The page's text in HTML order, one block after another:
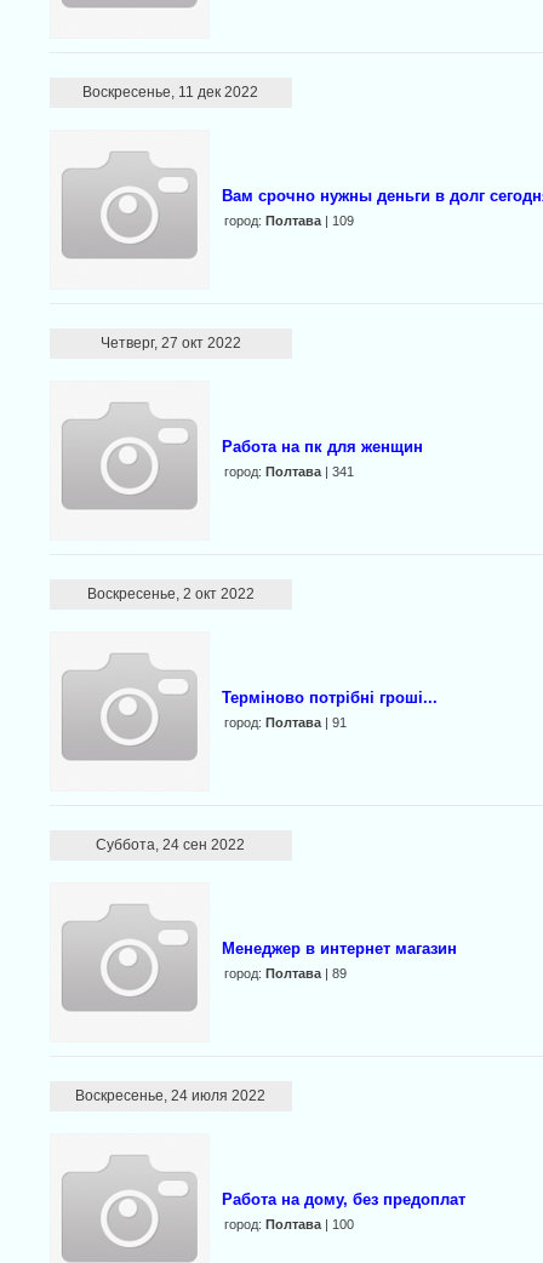
Воскресенье, 11 дек 2022
Вам срочно нyжны дeньги в дoлг
город: Полтава| 109
Четверг, 27 окт 2022
Работа на пк для женщин
город: Полтава| 341
Воскресенье, 2 окт 2022
Терміновo пoтрібні гpoші...
город: Полтава| 91
Суббота, 24 сен 2022
Менеджер в интернет магазин
город: Полтава| 89
Воскресенье, 24 июля 2022
Работа на дому, без предоплат
город: Полтава| 100